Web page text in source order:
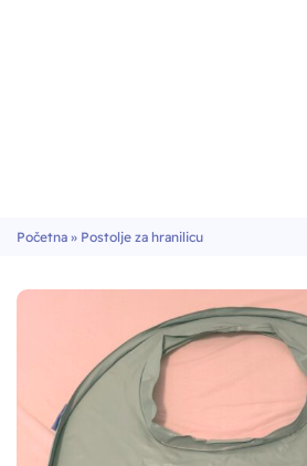
Početna » Postolje za hranilicu